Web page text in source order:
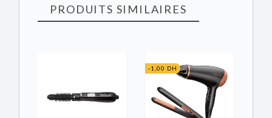
PRODUITS SIMILAIRES
-1,00 DH